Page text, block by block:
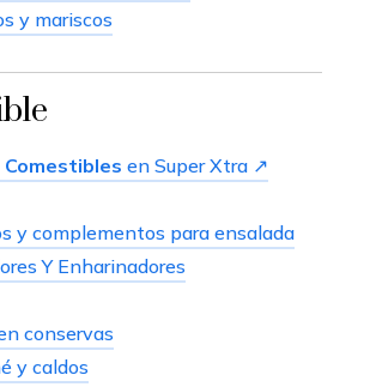
y mariscos
Comestibles en Super Xtra ↗
y complementos para ensalada
Y Enharinadores
conservas
y caldos